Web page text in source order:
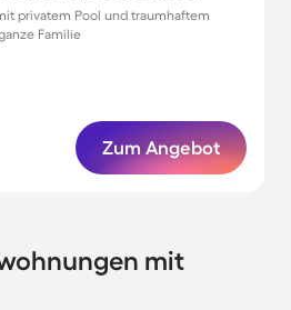
privatem Pool und traumhaftem
Familie
Zum Angebot
mit